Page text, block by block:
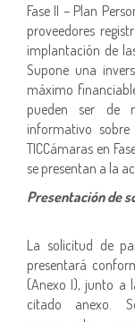
Fase II – Plan
proveedores
implantación de
Supone una
máximo
pueden ser de
informativo
TICCámaras en
se presentan a la
Presentación de
La solicitud de
presentará
(Anexo I), junto a
citado anexo.